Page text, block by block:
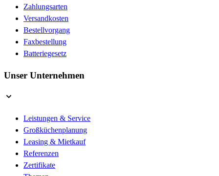
Zahlungsarten
Versandkosten
Bestellvorgang
Faxbestellung
Batteriegesetz
Unser Unternehmen
Leistungen & Service
Großküchenplanung
Leasing & Mietkauf
Referenzen
Zertifikate